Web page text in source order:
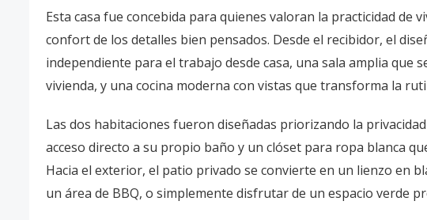
Esta casa fue concebida para quienes valoran la practicidad de
confort de los detalles bien pensados. Desde el recibidor, el
independiente para el trabajo desde casa, una sala amplia que
vivienda, y una cocina moderna con vistas que transforma la
Las dos habitaciones fueron diseñadas priorizando la
acceso directo a su propio baño y un clóset para ropa blanca
Hacia el exterior, el patio privado se convierte en un lienzo en
un área de BBQ, o simplemente disfrutar de un espacio verde